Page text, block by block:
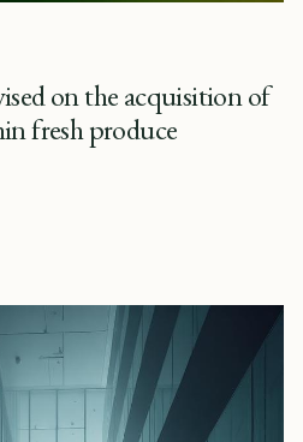
on the acquisition of
fresh produce